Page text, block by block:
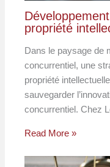
propriété
Dans le paysage de
concurrentiel, une
propriété
sauvegarder
concurrentiel. Chez
Read More »